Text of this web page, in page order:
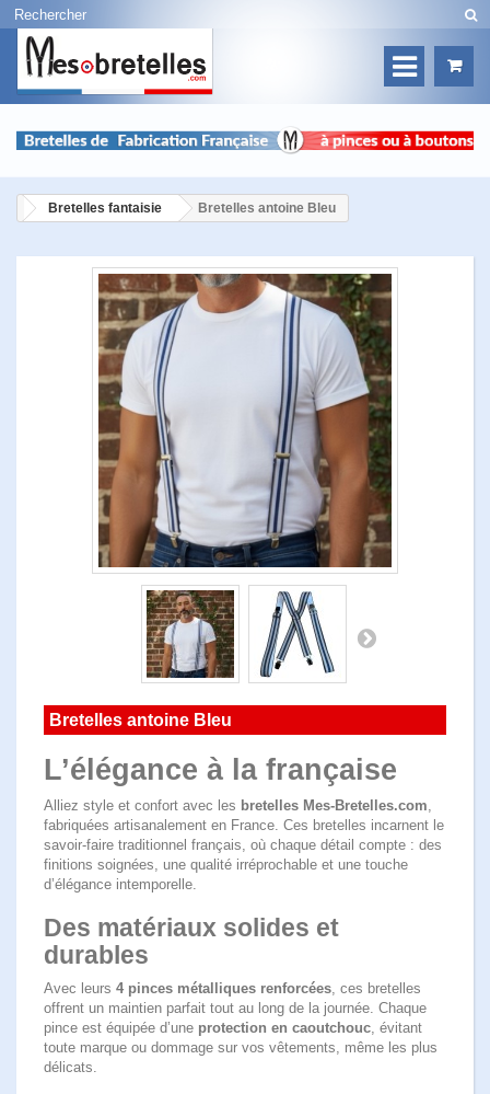
Bretelles fantaisie Bretelles antoine Bleu
Bretelles antoine Bleu
L’élégance à la française
Alliez style et confort avec les bretelles Mes-Bretelles.com,
fabriquées artisanalement en France. Ces bretelles incarnent le
savoir-faire traditionnel français, où chaque détail compte : des
finitions soignées, une qualité irréprochable et une touche
d’élégance intemporelle.
Des matériaux solides et
durables
Avec leurs 4 pinces métalliques renforcées, ces bretelles
offrent un maintien parfait tout au long de la journée. Chaque
pince est équipée d’une protection en caoutchouc, évitant
toute marque ou dommage sur vos vêtements, même les plus
délicats.